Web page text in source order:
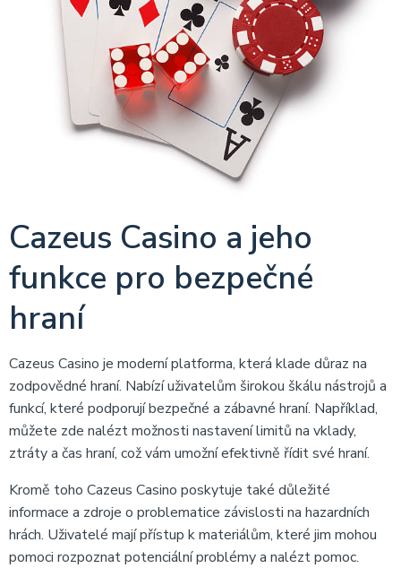
Cazeus Casino a jeho
funkce pro bezpečné
hraní
Cazeus Casino je moderní platforma, která klade důraz na
zodpovědné hraní. Nabízí uživatelům širokou škálu nástrojů a
funkcí, které podporují bezpečné a zábavné hraní. Například,
můžete zde nalézt možnosti nastavení limitů na vklady,
ztráty a čas hraní, což vám umožní efektivně řídit své hraní.
Kromě toho Cazeus Casino poskytuje také důležité
informace a zdroje o problematice závislosti na hazardních
hrách. Uživatelé mají přístup k materiálům, které jim mohou
pomoci rozpoznat potenciální problémy a nalézt pomoc.